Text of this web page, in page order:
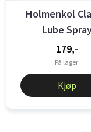
Holmenkol
Lube
179,-
På lager
Kjøp